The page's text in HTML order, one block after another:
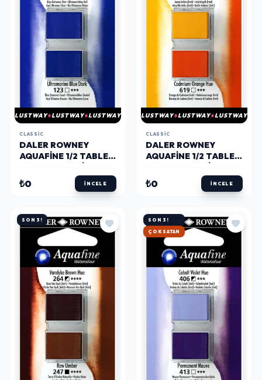
LUSTWAY LUSTWAY LUSTWAY
CLASSIC
DALER ROWNEY
AQUAFINE 1/2 TABLET
ULTRAMARINE BLUE
LIGHT /
ULTRAMARINE BLUE
₺0 İNCELE
LUSTWAY LUSTWAY LUSTWAY
CLASSIC
DALER ROWNEY
AQUAFINE 1/2 TABLET
INDIAN YELLOW HUE /
CADMIUM ORANGE
₺0 İNCELE
SON 3!
SON 3!
ÇOK SATAN